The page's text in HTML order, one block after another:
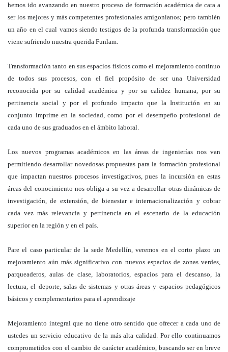
hemos ido avanzando en nuestro proceso de formación académica de cara a
ser los mejores y más competentes profesionales amigonianos; pero también
un año en el cual vamos siendo testigos de la profunda transformación que
viene sufriendo nuestra querida Funlam.
Transformación tanto en sus espacios físicos como el mejoramiento continuo
de todos sus procesos, con el fiel propósito de ser una Universidad
reconocida por su calidad académica y por su calidez humana, por su
pertinencia social y por el profundo impacto que la Institución en su
conjunto imprime en la sociedad, como por el desempeño profesional de
cada uno de sus graduados en el ámbito laboral.
Los nuevos programas académicos en las áreas de ingenierías nos van
permitiendo desarrollar novedosas propuestas para la formación profesional
que impactan nuestros procesos investigativos, pues la incursión en estas
áreas del conocimiento nos obliga a su vez a desarrollar otras dinámicas de
investigación, de extensión, de bienestar e internacionalización y cobrar
cada vez más relevancia y pertinencia en el escenario de la educación
superior en la región y en el país.
Pare el caso particular de la sede Medellín, veremos en el corto plazo un
mejoramiento aún más significativo con nuevos espacios de zonas verdes,
parqueaderos, aulas de clase, laboratorios, espacios para el descanso, la
lectura, el deporte, salas de sistemas y otras áreas y espacios pedagógicos
básicos y complementarios para el aprendizaje
Mejoramiento integral que no tiene otro sentido que ofrecer a cada uno de
ustedes un servicio educativo de la más alta calidad. Por ello continuamos
comprometidos con el cambio de carácter académico, buscando ser en breve